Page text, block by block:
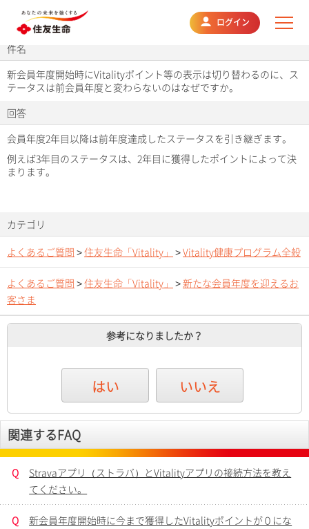
ログイン
よくあるご質問
件名
新会員年度開始時にVitalityポイント等の表示は切り替わるのに、ス
テータスは前会員年度と変わらないのはなぜですか。
回答
会員年度2年目以降は前年度達成したステータスを引き継ぎます。
例えば3年目のステータスは、2年目に獲得したポイントによって決
まります。
カテゴリ
よくあるご質問 >住友生命「Vitality」 >Vitality健康プログラム全般
よくあるご質問 >住友生命「Vitality」 >新たな会員年度を迎えるお
客さま
参考になりましたか？
はい いいえ
関連するFAQ
Q
Stravaアプリ（ストラバ）とVitalityアプリの接続方法を教え
てください。
Q
新会員年度開始時に今まで獲得したVitalityポイントが０にな